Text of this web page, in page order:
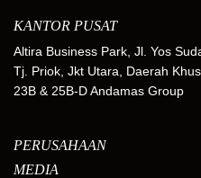
KANTOR PUSAT
Altira Business Park, Jl. Yos
Tj. Priok, Jkt Utara, Daerah
23B & 25B-D Andamas Group
PERUSAHAAN
MEDIA